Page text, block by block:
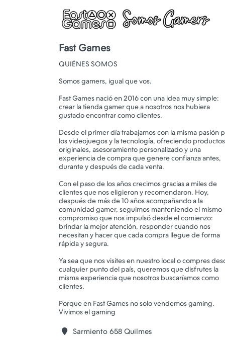
Fast Games
QUIÉNES SOMOS
Somos gamers, igual que vos.
Fast Games nació en 2016 con una idea muy simple:
crear la tienda gamer que a nosotros nos hubiera
gustado encontrar como clientes.
Desde el primer día trabajamos con la misma pasión
los videojuegos y la tecnología, ofreciendo productos
originales, asesoramiento personalizado y una
experiencia de compra que genere confianza antes,
durante y después de cada venta.
Con el paso de los años crecimos gracias a miles de
clientes que nos eligieron y recomendaron. Hoy,
después de más de 10 años acompañando a la
comunidad gamer, seguimos manteniendo el mismo
compromiso que nos impulsó desde el comienzo:
brindar la mejor atención, responder cuando nos
necesitan y hacer que cada compra llegue de forma
rápida y segura.
Ya sea que nos visites en nuestro local o compres
cualquier punto del país, queremos que disfrutes la
misma experiencia que nosotros buscaríamos como
clientes.
Porque en Fast Games no solo vendemos gaming.
Sarmiento 658 Quilmes